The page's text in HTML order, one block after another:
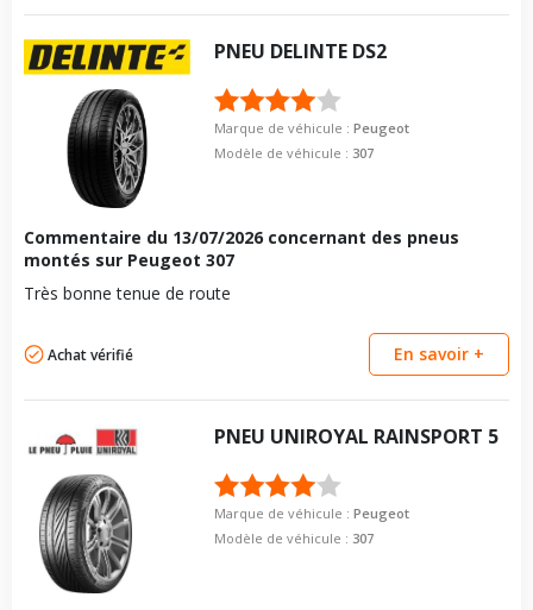
PNEU DELINTE DS2
Marque de véhicule : Peugeot
Modèle de véhicule : 307
Commentaire du 13/07/2026 concernant des pneus
montés sur Peugeot 307
Très bonne tenue de route
Achat vérifié En savoir +
PNEU UNIROYAL RAINSPORT 5
Marque de véhicule : Peugeot
Modèle de véhicule : 307